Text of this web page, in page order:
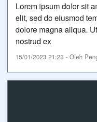
Lorem ipsum dolor sit
elit, sed do eiusmod
dolore magna aliqua.
nostrud ex
15/01/2023 21:23 - Oleh